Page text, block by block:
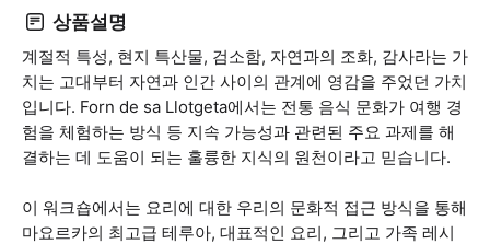
상품설명
계절적 특성, 현지 특산물, 검소함, 자연과의 조화, 감사라는 가
치는 고대부터 자연과 인간 사이의 관계에 영감을 주었던 가치
입니다. Forn de sa Llotgeta에서는 전통 음식 문화가 여행 경
험을 체험하는 방식 등 지속 가능성과 관련된 주요 과제를 해
결하는 데 도움이 되는 훌륭한 지식의 원천이라고 믿습니다.
이 워크숍에서는 요리에 대한 우리의 문화적 접근 방식을 통해
마요르카의 최고급 테루아, 대표적인 요리, 그리고 가족 레시